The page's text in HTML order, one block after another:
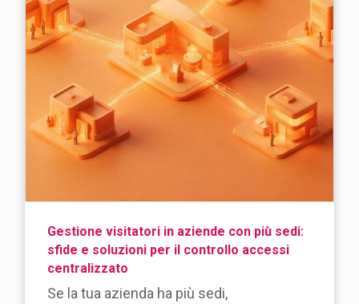
Gestione visitatori in aziende con più sedi:
sfide e soluzioni per il controllo accessi
centralizzato
Se la tua azienda ha più sedi,